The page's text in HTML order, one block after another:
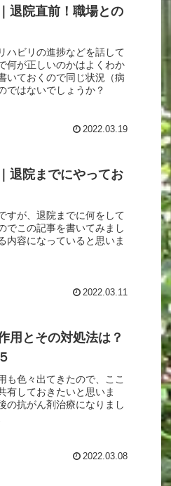
退院直前！職場との
ハビリの進捗などを話して
何が正しいのかはよくわか
いておくので同じ状況（病
ではないでしょうか？
2022.03.19
退院までにやってお
すが、退院までに何をして
でこの記事を書いてみまし
内容になっていると思いま
2022.03.11
用とその対処法は？
も色々出てきたので、ここ
有しておきたいと思いま
の抗がん剤治療になりまし
2022.03.08